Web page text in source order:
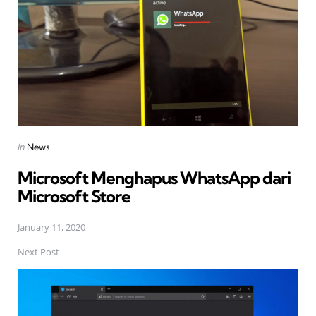
Posted
in News
Microsoft Menghapus WhatsApp dari
Microsoft Store
January 11, 2020
Next Post